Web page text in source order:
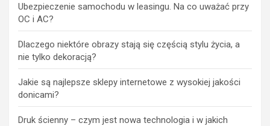
Ubezpieczenie samochodu w leasingu. Na co uważać przy
OC i AC?
Dlaczego niektóre obrazy stają się częścią stylu życia, a
nie tylko dekoracją?
Jakie są najlepsze sklepy internetowe z wysokiej jakości
donicami?
Druk ścienny – czym jest nowa technologia i w jakich